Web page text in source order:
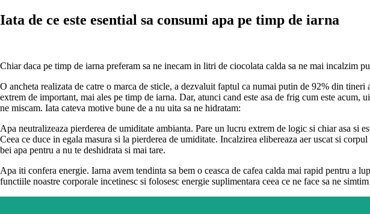
Iata de ce este esential sa consumi apa pe timp de iarna
Chiar daca pe timp de iarna preferam sa ne inecam in litri de ciocolata calda sa ne mai incalzim
O ancheta realizata de catre o marca de sticle, a dezvaluit faptul ca numai putin de 92% din
extrem de important, mai ales pe timp de iarna. Dar, atunci cand este asa de frig cum este
ne miscam. Iata cateva motive bune de a nu uita sa ne hidratam:
Apa neutralizeaza pierderea de umiditate ambianta. Pare un lucru extrem de logic si chiar asa si
Ceea ce duce in egala masura si la pierderea de umiditate. Incalzirea elibereaza aer uscat si
bei apa pentru a nu te deshidrata si mai tare.
Apa iti confera energie. Iarna avem tendinta sa bem o ceasca de cafea calda mai rapid pentru
functiile noastre corporale incetinesc si folosesc energie suplimentara ceea ce ne face sa ne